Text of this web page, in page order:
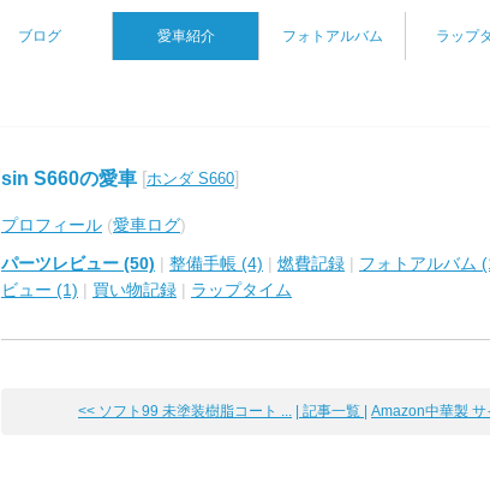
ブログ 愛車紹介 フォトアルバム ラップ
sin S660の愛車 [ホンダ S660]
プロフィール (愛車ログ)
パーツレビュー (50) | 整備手帳 (4) | 燃費記録 | フォトアルバム
ビュー (1) | 買い物記録 | ラップタイム
<< ソフト99 未塗装樹脂コート ... | 記事一覧 | Amazon中華製